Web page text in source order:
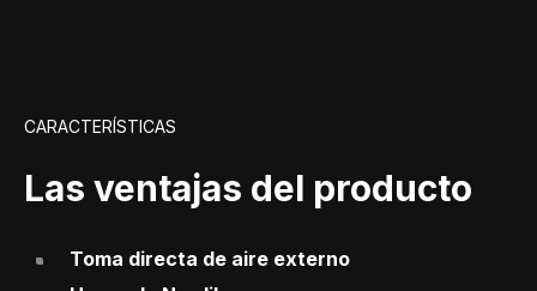
CARACTERÍSTICAS
Las ventajas del producto
Toma directa de aire externo